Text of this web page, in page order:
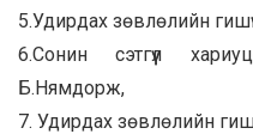
5.Удирдах зөвлөлийн
6.Сонин сэтгүүл
Б.Нямдорж,
7. Удирдах зөвлөлийн